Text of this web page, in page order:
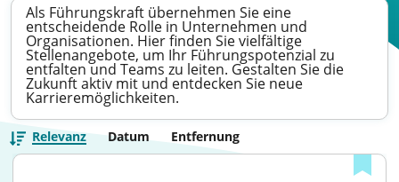
Als Führungskraft übernehmen Sie eine
entscheidende Rolle in Unternehmen und
Organisationen. Hier finden Sie vielfältige
Stellenangebote, um Ihr Führungspotenzial zu
entfalten und Teams zu leiten. Gestalten Sie die
Zukunft aktiv mit und entdecken Sie neue
Karrieremöglichkeiten.
Relevanz Datum Entfernung